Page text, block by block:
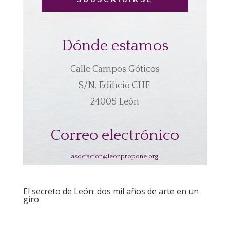
Dónde estamos
Calle Campos Góticos
S/N. Edificio CHF.
24005 León
Correo electrónico
asociacion@leonpropone.org
El secreto de León: dos mil años de arte en un
giro